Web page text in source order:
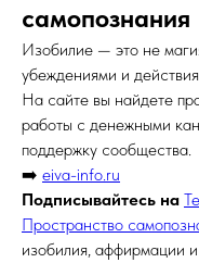
самопознания
Изобилие — это не
убеждениями и
На сайте вы найдете
работы с денежными
поддержку сообщества.
➡️ eiva-info.ru
Подписывайтесь на
Пространство
изобилия, аффирмации